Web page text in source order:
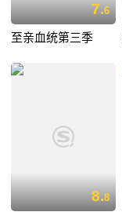
7.6
至亲血统第三季
8.8